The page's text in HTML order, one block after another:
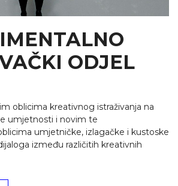
ODJEL
oblicima kreativnog istraživanja na
umjetnosti i novim te
umjetničke, izlagačke i kustoske
između različitih kreativnih